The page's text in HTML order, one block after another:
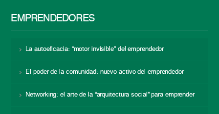
EMPRENDEDORES
La autoeficacia: “motor invisible” del emprendedor
El poder de la comunidad: nuevo activo del emprendedor
Networking: el arte de la “arquitectura social” para emprender